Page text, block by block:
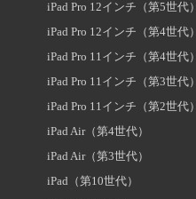
iPad Pro 12インチ（第5世代）
iPad Pro 12インチ（第4世代）
iPad Pro 11インチ（第4世代）
iPad Pro 11インチ（第3世代）
iPad Pro 11インチ（第2世代）
iPad Air（第4世代）
iPad Air（第3世代）
iPad（第10世代）